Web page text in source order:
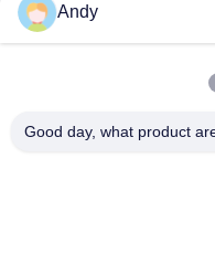
スムーズで低騒音運転と容
子選別用に設計された旋回
材料の層化と分離を強化
Andy
Good day, what product